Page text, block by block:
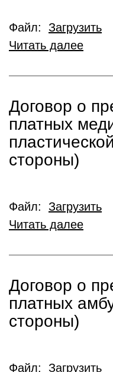
Файл: Загрузить
Читать далее
Договор о
платных
стороны)
Файл: Загрузить
Читать далее
Договор о
платных
стороны)
Файл: Загрузить